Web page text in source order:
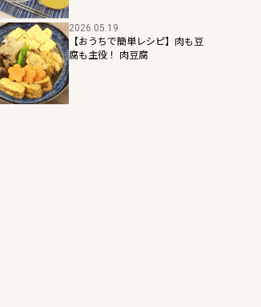
2026.05.19
【おうちで簡単レシピ】肉も豆
腐も主役！ 肉豆腐